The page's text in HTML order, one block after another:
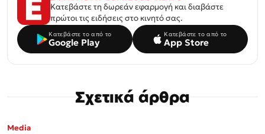
Κατεβάστε τη δωρεάν εφαρμογή και διαβάστε
πρώτοι τις ειδήσεις στο κινητό σας.
Κατεβάστε το από το
Google Play
Κατεβάστε το από το
App Store
Σχετικά άρθρα
Media